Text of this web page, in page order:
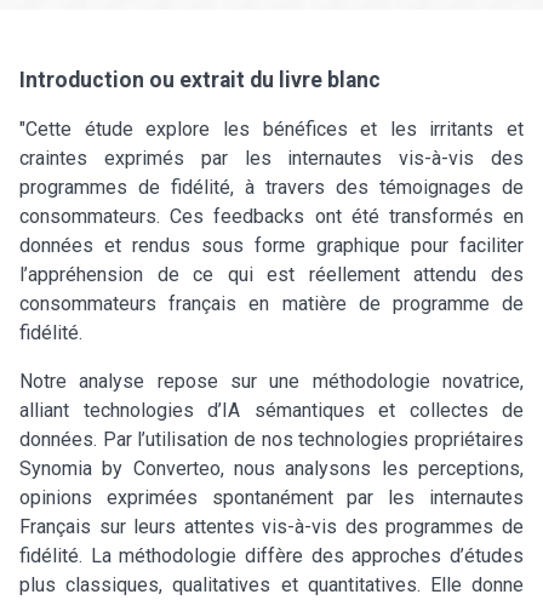
Introduction ou extrait du livre blanc
"Cette étude explore les bénéfices et les irritants et
craintes exprimés par les internautes vis-à-vis des
programmes de fidélité, à travers des témoignages de
consommateurs. Ces feedbacks ont été transformés en
données et rendus sous forme graphique pour faciliter
l’appréhension de ce qui est réellement attendu des
consommateurs français en matière de programme de
fidélité.
Notre analyse repose sur une méthodologie novatrice,
alliant technologies d’IA sémantiques et collectes de
données. Par l’utilisation de nos technologies propriétaires
Synomia by Converteo, nous analysons les perceptions,
opinions exprimées spontanément par les internautes
Français sur leurs attentes vis-à-vis des programmes de
fidélité. La méthodologie diffère des approches d’études
plus classiques, qualitatives et quantitatives. Elle donne